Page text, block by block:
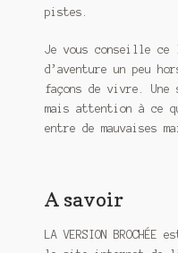
pistes.
Je vous conseille
d’aventure un peu
façons de vivre. Une
mais attention à ce
entre de mauvaises
A savoir
LA VERSION